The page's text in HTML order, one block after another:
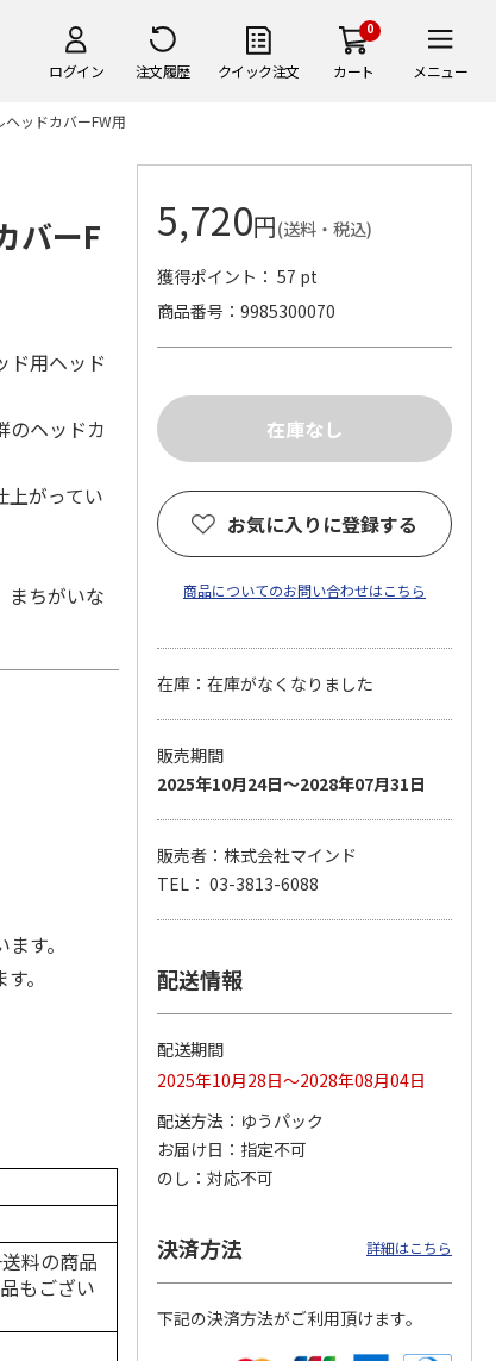
ログイン 注文履歴 クイック注文
0
カート メニュー
ッドカバーFW用
冷却レジャーマット
しょのお友だち]
1,650円
(送料別・税込)
冷却レジャーマット
[マイメロディ いつ
1,650円
(送料別・税込)
1,650円
(送料別・税込)
バーF
ド用ヘッド
のヘッドカ
上がってい
まちがいな
す。
。
料の商品
もござい
5,720円(送料・税込)
獲得ポイント： 57 pt
商品番号
9985300070
お気に入りに登録する
商品についてのお問い合わせはこちら
在庫：在庫がなくなりました
販売期間
2025年10月24日～2028年07月31日
販売者：株式会社マインド
TEL： 03-3813-6088
配送情報
配送期間
2025年10月28日～2028年08月04日
配送方法
ゆうパック
お届け日
指定不可
のし
対応不可
決済方法 詳細はこちら
下記の決済方法がご利用頂けます。